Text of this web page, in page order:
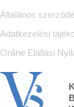
Általános
Adatkezelési
Online Elállási